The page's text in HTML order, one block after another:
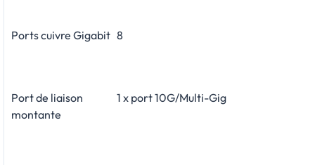
Ports cuivre Gigabit 8
Port de liaison
montante
1 x port 10G/Multi-Gig